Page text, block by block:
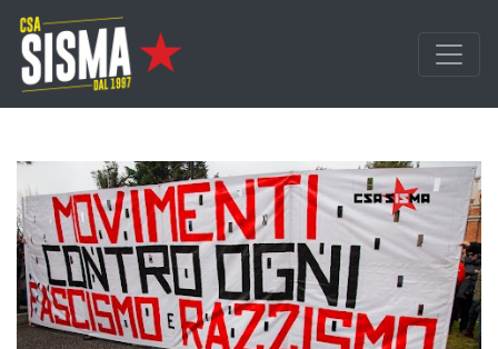
Passa ai contenuti principali